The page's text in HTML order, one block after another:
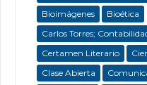
Bioimágenes
Bioética
Carlos Torres;
Certamen Literario
Clase Abierta